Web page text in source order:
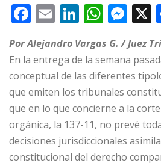
F
a
c
e
b
o
o
k
E
m
ai
l
Li
n
k
e
dI
n
W
h
at
s
A
p
p
M
e
ss
e
n
g
e
r
Por Alejandro Vargas G. / Juez
En la entrega de la semana
conceptual de las diferentes
que emiten los tribunales
que en lo que concierne a la
orgánica, la 137-11, no prevé
decisiones jurisdiccionales
constitucional del derecho